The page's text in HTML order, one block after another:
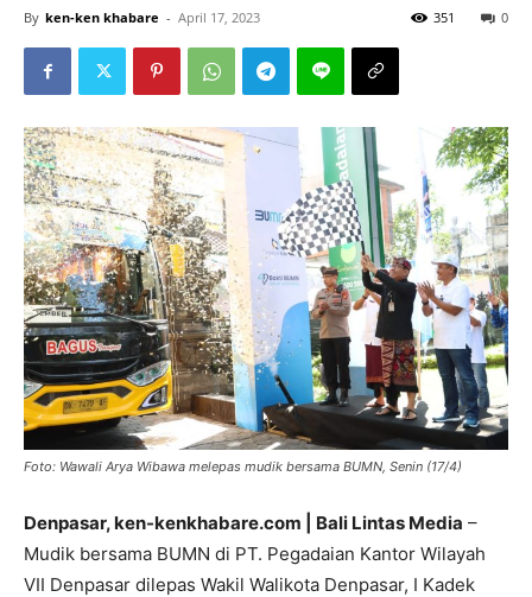
By ken-ken khabare - April 17, 2023 0
351
Foto: Wawali Arya Wibawa melepas mudik bersama BUMN, Senin (17/4)
Denpasar, ken-kenkhabare.com | Bali Lintas Media –
Mudik bersama BUMN di PT. Pegadaian Kantor Wilayah
VII Denpasar dilepas Wakil Walikota Denpasar, I Kadek